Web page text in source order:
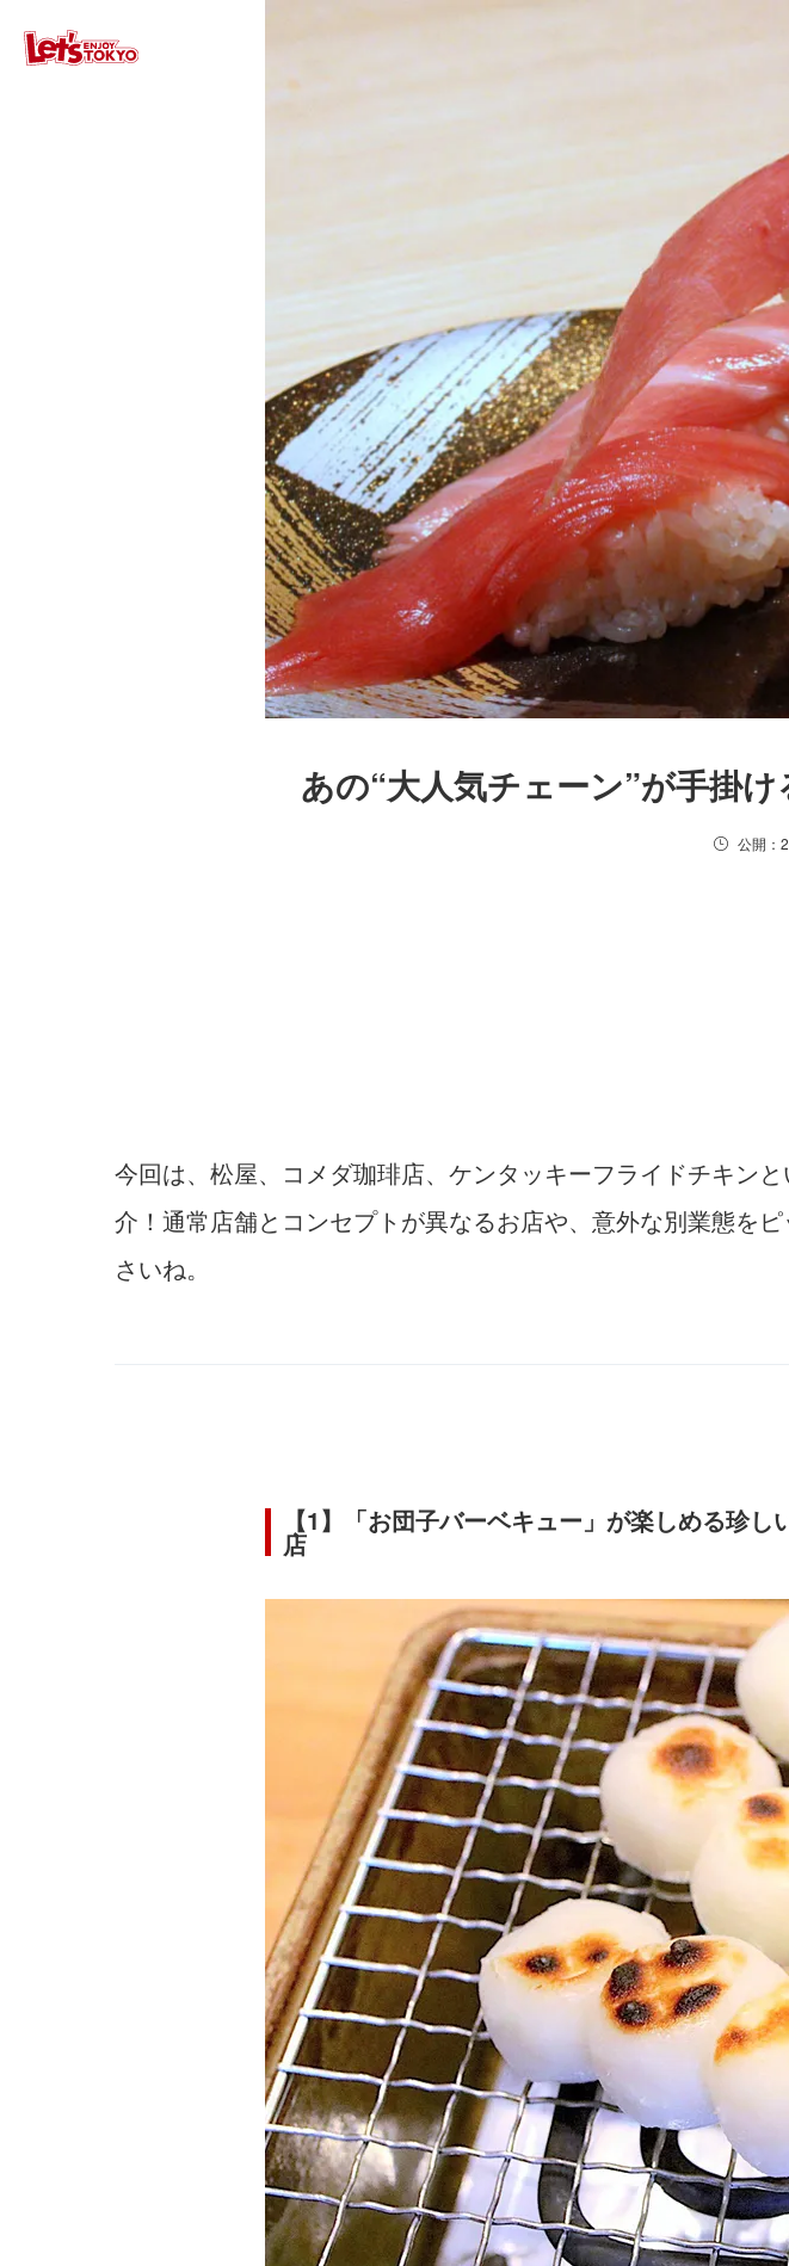
あの“大人気チェーン”が手掛
公開：
今回は、松屋、コメダ珈琲店、ケンタッキーフライドチキン
介！通常店舗とコンセプトが異なるお店や、意外な別業態を
さいね。
【1】「お団子バーベキュー」が楽しめる珍
店